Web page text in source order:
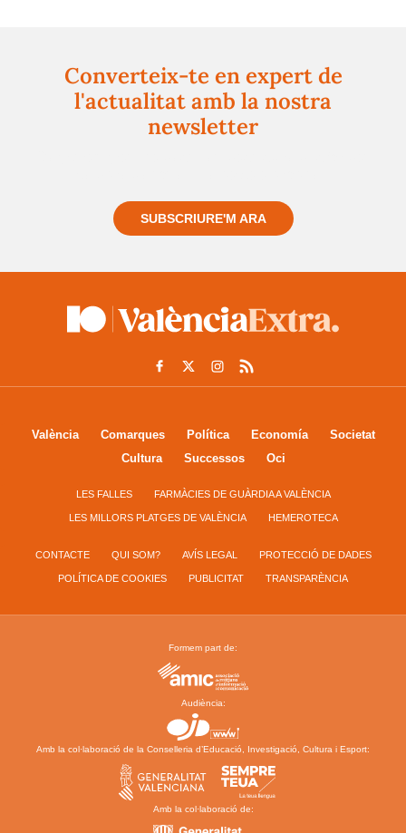
Converteix-te en expert de
l'actualitat amb la nostra
newsletter
SUBSCRIURE'M ARA
València Comarques Política Economía
Societat
Cultura
Successos Oci
LES FALLES FARMÀCIES DE GUÀRDIA A VALÈNCIA
LES MILLORS PLATGES DE VALÈNCIA HEMEROTECA
CONTACTE QUI SOM? AVÍS LEGAL PROTECCIÓ DE DADES
POLÍTICA DE COOKIES PUBLICITAT TRANSPARÈNCIA
Formem part de:
Audiència:
Amb la col·laboració de la Conselleria d’Educació, Investigació, Cultura i Esport:
Amb la col·laboració de: